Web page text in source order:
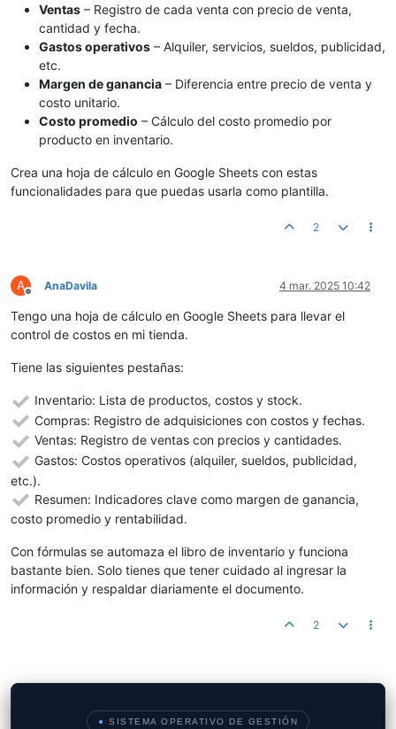
Ventas – Registro de cada venta con precio de venta,
cantidad y fecha.
Gastos operativos – Alquiler, servicios, sueldos, publicidad,
etc.
Margen de ganancia – Diferencia entre precio de venta y
costo unitario.
Costo promedio – Cálculo del costo promedio por
producto en inventario.
Crea una hoja de cálculo en Google Sheets con estas
funcionalidades para que puedas usarla como plantilla.
2
A
Desconectado
AnaDavila 4 mar. 2025 10:42
Tengo una hoja de cálculo en Google Sheets para llevar el
control de costos en mi tienda.
Tiene las siguientes pestañas:
Inventario: Lista de productos, costos y stock.
Compras: Registro de adquisiciones con costos y fechas.
Ventas: Registro de ventas con precios y cantidades.
Gastos: Costos operativos (alquiler, sueldos, publicidad,
etc.).
Resumen: Indicadores clave como margen de ganancia,
costo promedio y rentabilidad.
Con fórmulas se automaza el libro de inventario y funciona
bastante bien. Solo tienes que tener cuidado al ingresar la
información y respaldar diariamente el documento.
2
● SISTEMA OPERATIVO DE GESTIÓN